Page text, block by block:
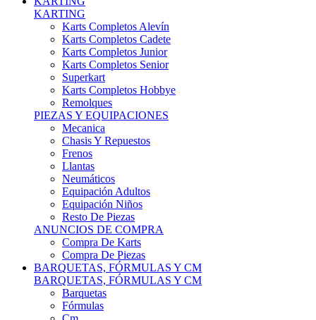
KARTING
Karts Completos Alevín
Karts Completos Cadete
Karts Completos Junior
Karts Completos Senior
Superkart
Karts Completos Hobbye
Remolques
PIEZAS Y EQUIPACIONES
Mecanica
Chasis Y Repuestos
Frenos
Llantas
Neumáticos
Equipación Adultos
Equipación Niños
Resto De Piezas
ANUNCIOS DE COMPRA
Compra De Karts
Compra De Piezas
BARQUETAS, FÓRMULAS Y CM
BARQUETAS, FÓRMULAS Y CM
Barquetas
Fórmulas